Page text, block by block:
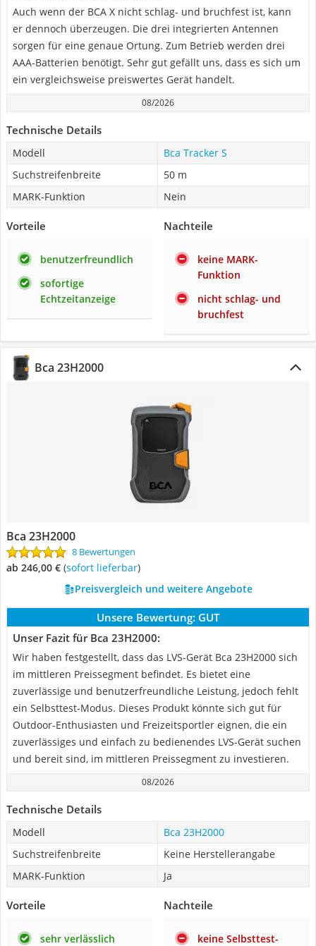
Auch wenn der BCA X nicht schlag- und bruchfest ist, kann
er dennoch überzeugen. Die drei integrierten Antennen
sorgen für eine genaue Ortung. Zum Betrieb werden drei
AAA-Batterien benötigt. Sehr gut gefällt uns, dass es sich um
ein vergleichsweise preiswertes Gerät handelt.
08/2026
Technische Details
Modell
Bca Tracker S
Suchstreifenbreite
50 m
MARK-Funktion
Nein
Vorteile
benutzerfreundlich
sofortige
Echtzeitanzeige
Nachteile
keine MARK-
Funktion
nicht schlag- und
bruchfest
Bca ‎23H2000
Bca ‎23H2000
8 Bewertungen
ab 246,00 € ( Sofort lieferbar)
Preisvergleich und weitere Angebote
Unsere Bewertung: GUT
Unser Fazit für Bca ‎23H2000:
Wir haben festgestellt, dass das LVS-Gerät Bca 23H2000 sich
im mittleren Preissegment befindet. Es bietet eine
zuverlässige und benutzerfreundliche Leistung, jedoch fehlt
ein Selbsttest-Modus. Dieses Produkt könnte sich gut für
Outdoor-Enthusiasten und Freizeitsportler eignen, die ein
zuverlässiges und einfach zu bedienendes LVS-Gerät suchen
und bereit sind, im mittleren Preissegment zu investieren.
08/2026
Technische Details
Modell
Bca ‎23H2000
Suchstreifenbreite
Keine Herstellerangabe
MARK-Funktion
Ja
Vorteile
sehr verlässlich
Nachteile
keine Selbsttest-